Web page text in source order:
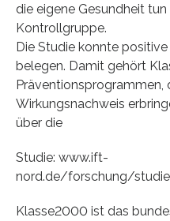
die eigene Gesundheit
Kontrollgruppe.
Die Studie konnte
belegen. Damit gehört
Präventionsprogrammen,
Wirkungsnachweis
über die
Studie: www.ift-
nord.de/forschung/
Klasse2000 ist das